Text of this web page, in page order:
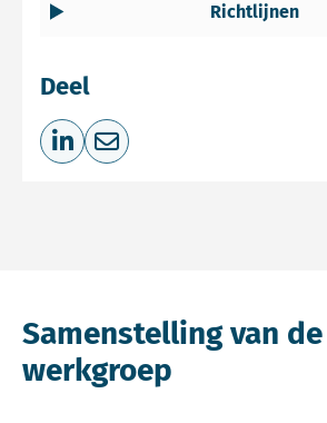
Richtlijnen
Deel
Deel op LinkedIn
Deel via e-mail
Samenstelling van
werkgroep